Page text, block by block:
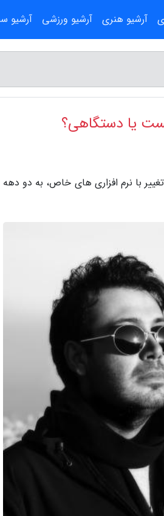
یا دستگاهی؟
با نرم افزاری های خاص، به دو دهه
آرشیو هنری آرشیو ورزشی آرشیو